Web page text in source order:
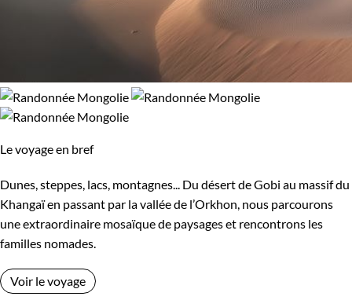
Le voyage en bref
Dunes, steppes, lacs, montagnes... Du désert de Gobi au massif du
Khangaï en passant par la vallée de l’Orkhon, nous parcourons
une extraordinaire mosaïque de paysages et rencontrons les
familles nomades.
Voir le voyage